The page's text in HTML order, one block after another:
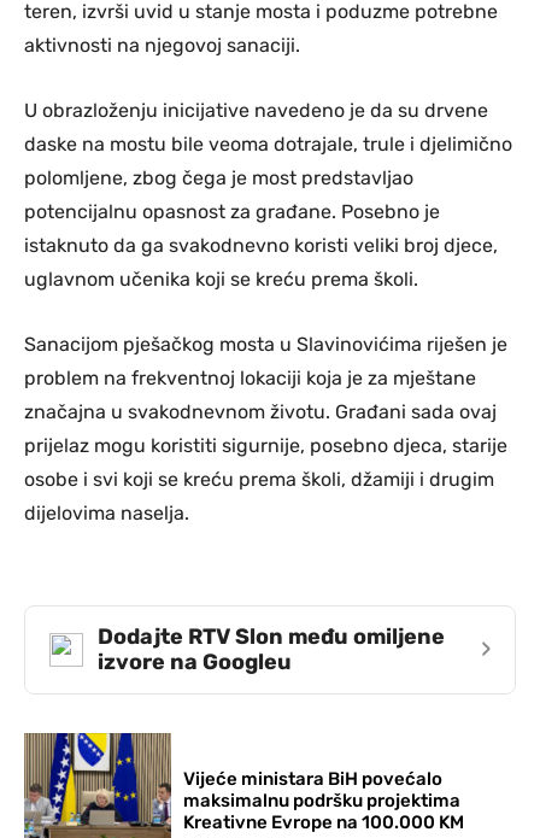
teren, izvrši uvid u stanje mosta i poduzme potrebne
aktivnosti na njegovoj sanaciji.
U obrazloženju inicijative navedeno je da su drvene
daske na mostu bile veoma dotrajale, trule i djelimično
polomljene, zbog čega je most predstavljao
potencijalnu opasnost za građane. Posebno je
istaknuto da ga svakodnevno koristi veliki broj djece,
uglavnom učenika koji se kreću prema školi.
Sanacijom pješačkog mosta u Slavinovićima riješen je
problem na frekventnoj lokaciji koja je za mještane
značajna u svakodnevnom životu. Građani sada ovaj
prijelaz mogu koristiti sigurnije, posebno djeca, starije
osobe i svi koji se kreću prema školi, džamiji i drugim
dijelovima naselja.
Dodajte RTV Slon među omiljene
izvore na Googleu
›
Vijeće ministara BiH povećalo
maksimalnu podršku projektima
Kreativne Evrope na 100.000 KM